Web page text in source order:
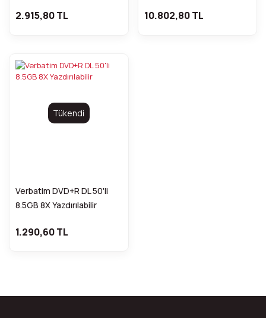
2.915,80 TL
C
10.802,80 TL
Tükendi
Verbatim DVD+R DL 50'li
8.5GB 8X Yazdırılabilir
1.290,60 TL